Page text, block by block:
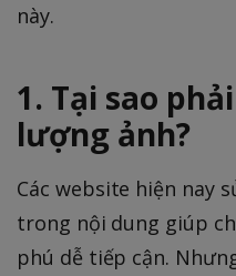
này.
1. Tại sao
lượng ảnh?
Các website hiện nay
trong nội dung giúp
phú dễ tiếp cận.